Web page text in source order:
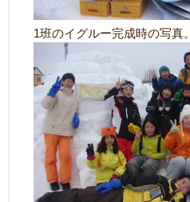
1班のイグルー完成時の写真。